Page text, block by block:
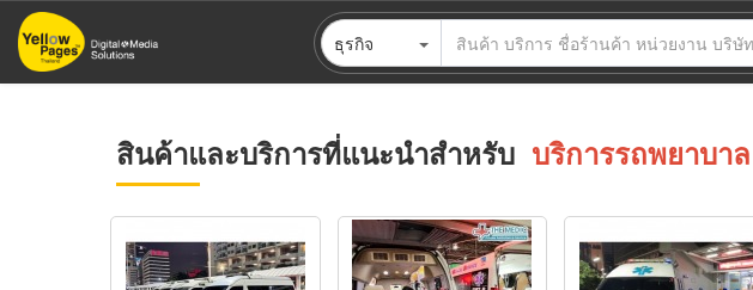
ข้าม
ไป
ธุรกิจ
สินค้าและบริการที่แนะนำสำหรับ บริการรถพยาบาล